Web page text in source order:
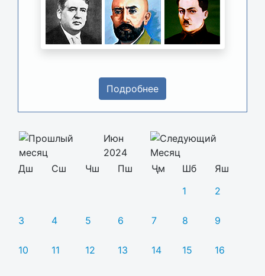
Подробнее
Июн
2024
Дш
Сш Чш Пш Ҷм Шб
Яш
1
2
3 4 5 6 7 8 9
10 11 12 13 14 15 16